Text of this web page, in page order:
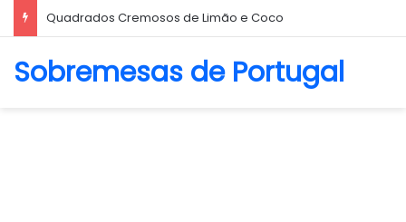
Biscoito Amanteigado
Sobremesas de Portugal